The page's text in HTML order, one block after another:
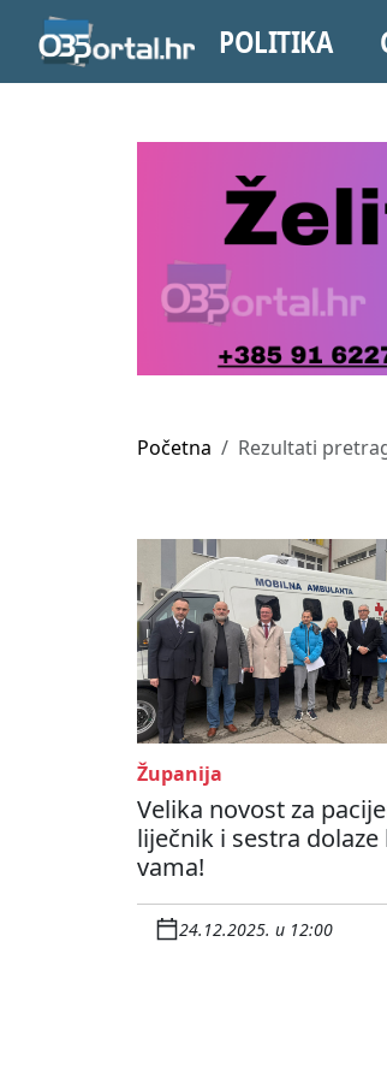
POLITIKA
Početna Rezultati
Županija
Velika novost za
liječnik i sestra dolaze
vama!
24.12.2025. u 12:00